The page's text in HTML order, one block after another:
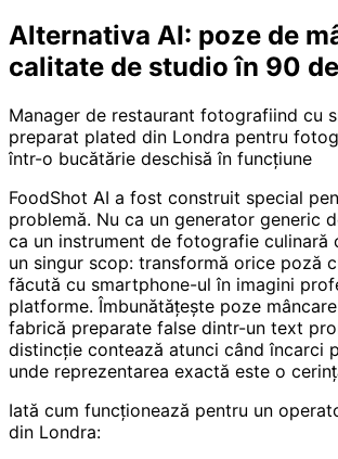
Alternativa AI: poze de
calitate de studio în 90
Manager de restaurant fotografiind cu
preparat plated din Londra pentru
într-o bucătărie deschisă în funcțiune
FoodShot AI a fost construit special
problemă. Nu ca un generator generic
ca un instrument de fotografie culinară
un singur scop: transformă orice poză
făcută cu smartphone-ul în imagini
platforme. Îmbunătățește poze
fabrică preparate false dintr-un text
distincție contează atunci când încarci
unde reprezentarea exactă este o
Iată cum funcționează pentru un
din Londra: